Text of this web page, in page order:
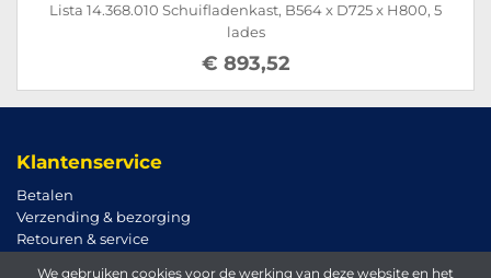
Lista 14.368.010 Schuifladenkast, B564 x D725 x H800, 5
lades
€ 893,52
Klantenservice
Betalen
Verzending & bezorging
Retouren & service
We gebruiken cookies voor de werking van deze website en het